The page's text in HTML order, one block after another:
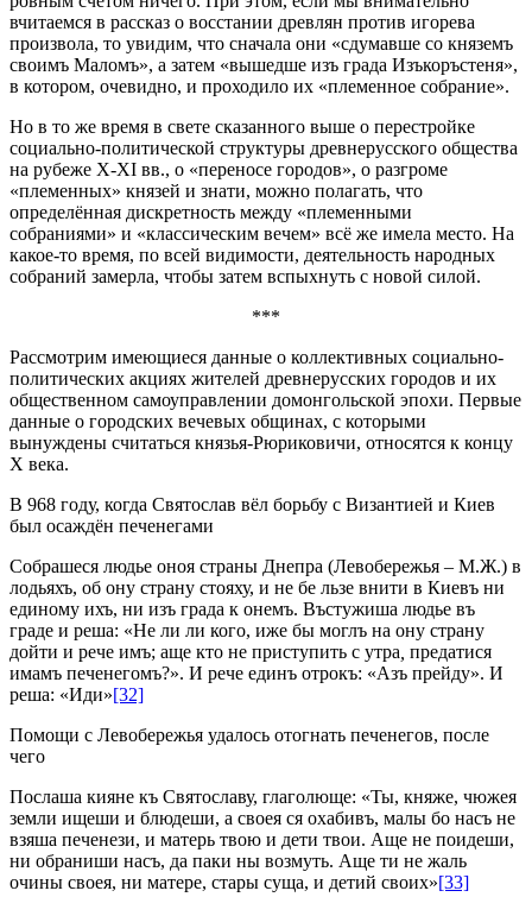
вчитаемся в рассказ о восстании древлян против игорева
произвола, то увидим, что сначала они «сдумавше со княземъ
своимъ Маломъ», а затем «вышедше изъ града Изъкоръстеня»,
в котором, очевидно, и проходило их «племенное собрание».
Но в то же время в свете сказанного выше о перестройке
социально-политической структуры древнерусского общества
на рубеже X-XI вв., о «переносе городов», о разгроме
«племенных» князей и знати, можно полагать, что
определённая дискретность между «племенными
собраниями» и «классическим вечем» всё же имела место. На
какое-то время, по всей видимости, деятельность народных
собраний замерла, чтобы затем вспыхнуть с новой силой.
***
Рассмотрим имеющиеся данные о коллективных социально-
политических акциях жителей древнерусских городов и их
общественном самоуправлении домонгольской эпохи. Первые
данные о городских вечевых общинах, с которыми
вынуждены считаться князья-Рюриковичи, относятся к концу
X века.
В 968 году, когда Святослав вёл борьбу с Византией и Киев
был осаждён печенегами
Собрашеся людье оноя страны Днепра (Левобережья – М.Ж.) в
лодьяхъ, об ону страну стояху, и не бе льзe внити в Киевъ ни
единому ихъ, ни изъ града к онемъ. Въстужиша людье въ
градe и реша: «Не ли ли кого, иже бы моглъ на ону страну
дойти и рече имъ; аще кто не приступить с утра предатися
имамъ печенегомъ?». И рече единъ отрокъ: «Азъ прейду». И
реша: «Иди»[32]
Помощи с Левобережья удалось отогнать печенегов, после
чего
Послаша кияне къ Святославу, глаголюще: «Ты, княже, чюжея
земли ищеши и блюдеши, а своея ся охабивъ, малы бо насъ не
взяша печенези, и матерь твою и дети твои. Аще не поидеши,
ни обраниши насъ, да паки ны возмуть. Аще ти не жаль
очины своея, ни матере, стары суща, и детий своих»[33]